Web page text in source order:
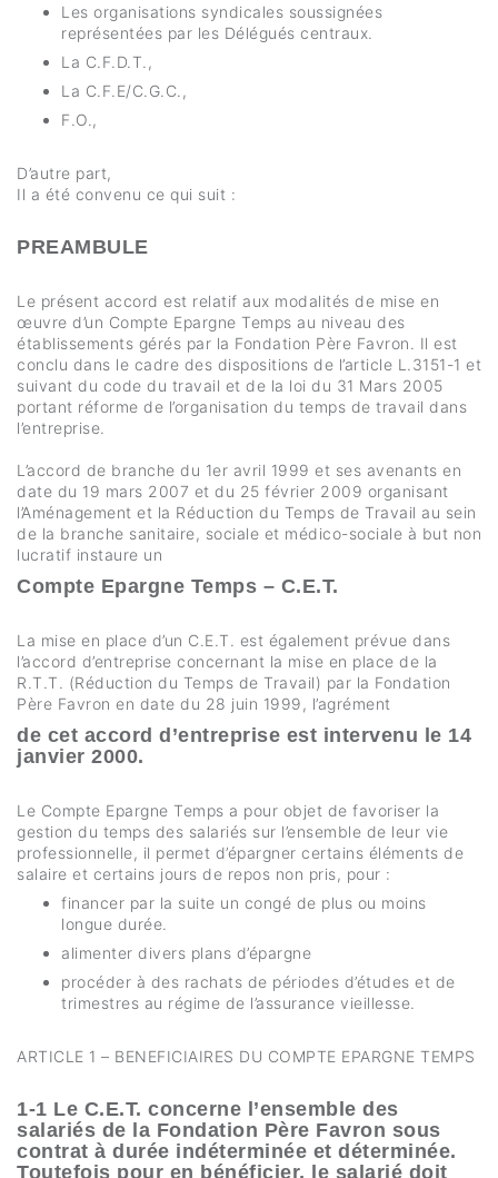
Les organisations syndicales soussignées
représentées par les Délégués centraux.
La C.F.D.T.,
La C.F.E/C.G.C.,
F.O.,
D’autre part,
Il a été convenu ce qui suit :
PREAMBULE
Le présent accord est relatif aux modalités de mise en
œuvre d’un Compte Epargne Temps au niveau des
établissements gérés par la Fondation Père Favron. Il est
conclu dans le cadre des dispositions de l’article L.3151-1 et
suivant du code du travail et de la loi du 31 Mars 2005
portant réforme de l’organisation du temps de travail dans
l’entreprise.
L’accord de branche du 1er avril 1999 et ses avenants en
date du 19 mars 2007 et du 25 février 2009 organisant
l’Aménagement et la Réduction du Temps de Travail au sein
de la branche sanitaire, sociale et médico-sociale à but non
lucratif instaure un
Compte Epargne Temps – C.E.T.
La mise en place d’un C.E.T. est également prévue dans
l’accord d’entreprise concernant la mise en place de la
R.T.T. (Réduction du Temps de Travail) par la Fondation
Père Favron en date du 28 juin 1999, l’agrément
de cet accord d’entreprise est intervenu le 14
janvier 2000.
Le Compte Epargne Temps a pour objet de favoriser la
gestion du temps des salariés sur l’ensemble de leur vie
professionnelle, il permet d’épargner certains éléments de
salaire et certains jours de repos non pris, pour :
financer par la suite un congé de plus ou moins
longue durée.
alimenter divers plans d’épargne
procéder à des rachats de périodes d’études et de
trimestres au régime de l’assurance vieillesse.
ARTICLE 1 – BENEFICIAIRES DU COMPTE EPARGNE TEMPS
1-1 Le C.E.T. concerne l’ensemble des
salariés de la Fondation Père Favron sous
contrat à durée indéterminée et déterminée.
Toutefois pour en bénéficier, le salarié doit